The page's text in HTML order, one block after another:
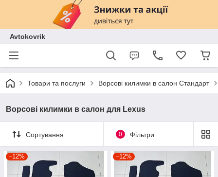
Avtokovrik
Товари та послуги Ворсові килимки в салон Стандарт
Ворсові килимки в салон для Lexus
Сортування 0 Фільтри
–12% –12%